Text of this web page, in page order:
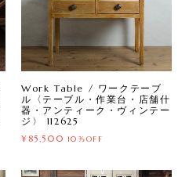
Work Table / ワークテーブ
ル〈テーブル・作業台・店舗什
器・アンティーク・ヴィンテー
ジ〉 112625
¥85,500 10%OFF